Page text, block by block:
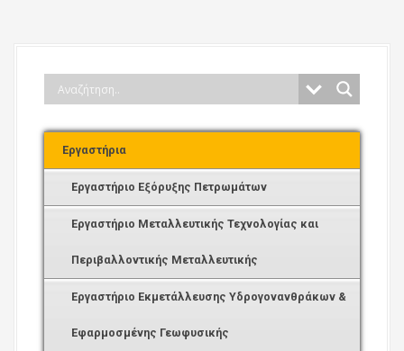
Εργαστήρια
Εργαστήριο Εξόρυξης Πετρωμάτων
Εργαστήριο Μεταλλευτικής Τεχνολογίας και
Περιβαλλοντικής Μεταλλευτικής
Εργαστήριο Εκμετάλλευσης Υδρογονανθράκων &
Εφαρμοσμένης Γεωφυσικής